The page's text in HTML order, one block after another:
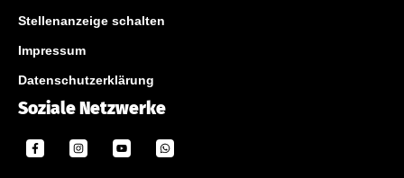
Stellenanzeige schalten
Impressum
Datenschutzerklärung
Soziale Netzwerke